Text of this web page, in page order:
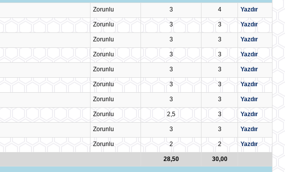
Zorunlu 3 4 Yazdır
Zorunlu 3 3 Yazdır
Zorunlu 3 3 Yazdır
Zorunlu 3 3 Yazdır
Zorunlu 3 3 Yazdır
Zorunlu 3 3 Yazdır
Zorunlu 3 3 Yazdır
Zorunlu 2,5 3 Yazdır
Zorunlu 3 3 Yazdır
Zorunlu 2 2 Yazdır
28,50
30,00